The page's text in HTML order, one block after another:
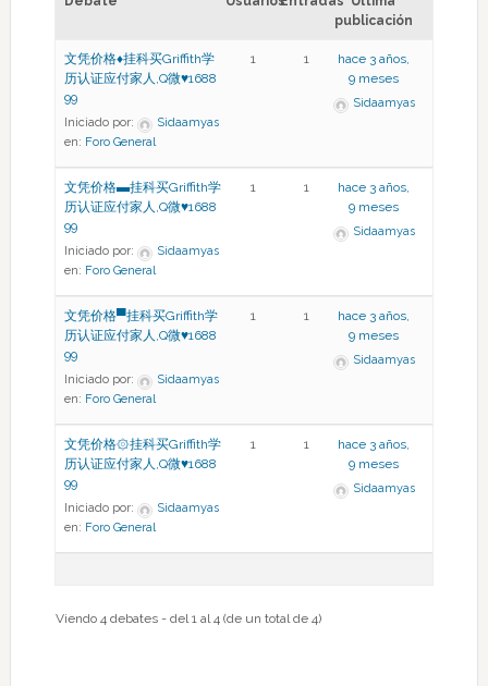
publicación
文凭价格♦挂科买Griffith学
历认证应付家人,Q微♥1688
99
Iniciado por:
Sidaamyas
en: Foro General
1 1
hace 3 años,
9 meses
Sidaamyas
文凭价格▬挂科买Griffith学
历认证应付家人,Q微♥1688
99
Iniciado por:
Sidaamyas
en: Foro General
1 1
hace 3 años,
9 meses
Sidaamyas
文凭价格▀挂科买Griffith学
历认证应付家人,Q微♥1688
99
Iniciado por:
Sidaamyas
en: Foro General
1 1
hace 3 años,
9 meses
Sidaamyas
文凭价格۞挂科买Griffith学
历认证应付家人,Q微♥1688
99
Iniciado por:
Sidaamyas
en: Foro General
1 1
hace 3 años,
9 meses
Sidaamyas
Viendo 4 debates - del 1 al 4 (de un total de 4)